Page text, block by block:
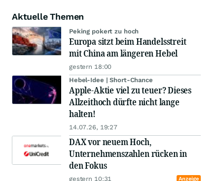
Aktuelle Themen
Peking pokert zu hoch
Europa sitzt beim Handelsstreit
mit China am längeren Hebel
gestern 18:00
Hebel-Idee | Short-Chance
Apple-Aktie viel zu teuer? Dieses
Allzeithoch dürfte nicht lange
halten!
14.07.26, 19:27
DAX vor neuem Hoch,
Unternehmenszahlen rücken in
den Fokus
gestern 10:31 Anzeige